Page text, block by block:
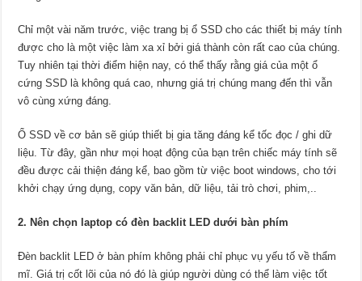
Chỉ một vài năm trước, việc trang bị ổ SSD cho các thiết bịmáy tính
được cho là một việc làm xa xỉ bởi giá thành còn rất cao của chúng.
Tuy nhiên tại thời điểm hiện nay, có thể thấy rằng giá của mộtổ
cứng SSD là không quá cao, nhưng giá trị chúng mang đến thì vẫn
vô cùng xứng đáng.
Ổ SSD về cơ bản sẽ giúp thiết bị gia tăng đáng kể tốc đọc / ghi dữ
liệu. Từ đây, gần như mọi hoạt động của bạn trên chiếc máy tính sẽ
đều được cải thiện đáng kể, bao gồm từ việc boot windows, cho tới
khởi chạy ứng dụng, copy văn bản, dữ liệu, tải trò chơi, phim,..
2. Nên chọn laptop có đèn backlit LED dưới bàn phím
Đèn backlit LED ởbàn phím không phải chỉ phục vụ yếu tố về thẩm
mĩ. Giá trị cốt lõi của nó đó là giúp người dùng có thể làm việc tốt